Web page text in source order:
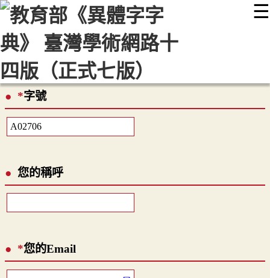
☰
::: 最新消息 常見問題 編輯說明
顯示模式
網站導覽
*字號
您的稱呼
*您的Email